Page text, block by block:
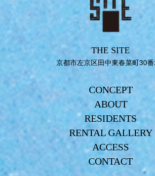
THE SITE
京都市左京区田中東春菜町30
CONCEPT
ABOUT
RESIDENTS
RENTAL GALLERY
ACCESS
CONTACT